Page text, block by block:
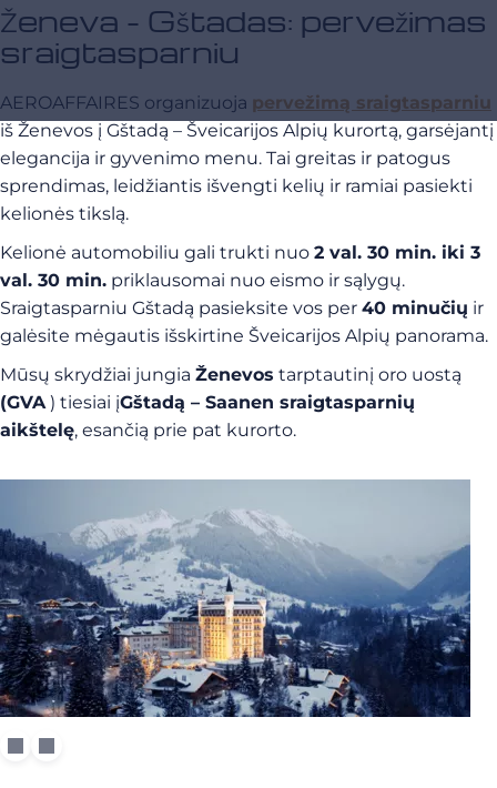
Ženeva - Gštadas: pervežimas
sraigtasparniu
AEROAFFAIRES organizuoja pervežimą sraigtasparniu
iš Ženevos į Gštadą – Šveicarijos Alpių kurortą, garsėjantį
elegancija ir gyvenimo menu. Tai greitas ir patogus
sprendimas, leidžiantis išvengti kelių ir ramiai pasiekti
kelionės tikslą.
Kelionė automobiliu gali trukti nuo 2 val. 30 min. iki 3
val. 30 min. priklausomai nuo eismo ir sąlygų.
Sraigtasparniu Gštadą pasieksite vos per 40 minučių ir
galėsite mėgautis išskirtine Šveicarijos Alpių panorama.
Mūsų skrydžiai jungia Ženevos tarptautinį oro uostą
(GVA) tiesiai įGštadą – Saanen sraigtasparnių
aikštelę, esančią prie pat kurorto.